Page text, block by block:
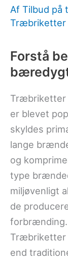
Af Tilbud
Træbriketter
Forstå
er blevet
skyldes
lange
og
type
miljøvenligt
de
forbrænding.
Træbriketter
end